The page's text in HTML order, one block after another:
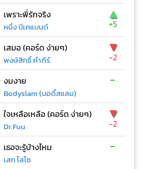
เพราะพี่รักจริง
หนึ่ง บีเคแบนด์
▲
+5
เสมอ (คอร์ด ง่ายๆ)
พงษ์สิทธิ์ คำภีร์
▼
-2
งมงาย
Bodyslam (บอดี้สแลม)
-
ใจเหลือเหลือ (คอร์ด ง่ายๆ)
Dr.Fuu
▼
-2
เธอจะรู้บ้างไหม
เสก โลโซ
-